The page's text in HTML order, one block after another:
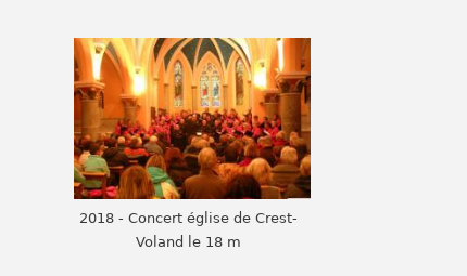
2018 - Concert église de Crest-
Voland le 18 m